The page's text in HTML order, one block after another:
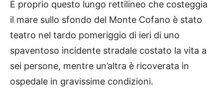
E proprio questo lungo rettilineo che costeggia
il mare sullo sfondo del Monte Cofano è stato
teatro nel tardo pomeriggio di ieri di uno
spaventoso incidente stradale costato la vita a
sei persone, mentre un’altra è ricoverata in
ospedale in gravissime condizioni.